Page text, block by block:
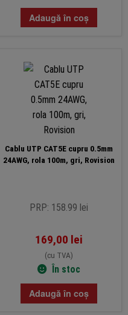
Adaugă în coș
Cablu UTP CAT5E cupru 0.5mm
24AWG, rola 100m, gri, Rovision
PRP: 158.99 lei
169,00 lei
(cu TVA)
În stoc
Adaugă în coș